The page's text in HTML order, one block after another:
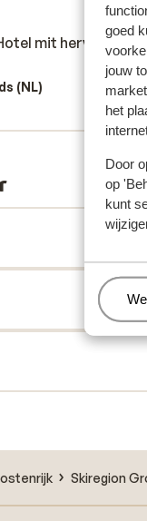
goed
jouw
het
Door
op
kunt
11
mit
mit
(NL)
Skiregion